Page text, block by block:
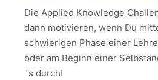
Die Applied Knowledge
dann motivieren, wenn Du
schwierigen Phase einer
oder am Beginn einer
´s durch!